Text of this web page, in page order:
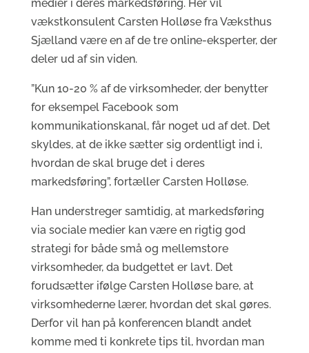
medier i deres markedsføring. Her vil
vækstkonsulent Carsten Holløse fra Væksthus
Sjælland være en af de tre online-eksperter, der
deler ud af sin viden.
”Kun 10-20 % af de virksomheder, der benytter
for eksempel Facebook som
kommunikationskanal, får noget ud af det. Det
skyldes, at de ikke sætter sig ordentligt ind i,
hvordan de skal bruge det i deres
markedsføring”, fortæller Carsten Holløse.
Han understreger samtidig, at markedsføring
via sociale medier kan være en rigtig god
strategi for både små og mellemstore
virksomheder, da budgettet er lavt. Det
forudsætter ifølge Carsten Holløse bare, at
virksomhederne lærer, hvordan det skal gøres.
Derfor vil han på konferencen blandt andet
komme med ti konkrete tips til, hvordan man